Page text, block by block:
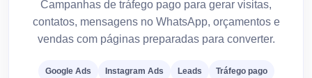
Campanhas de tráfego pago para gerar visitas,
contatos, mensagens no WhatsApp, orçamentos e
vendas com páginas preparadas para converter.
Google Ads Instagram Ads Leads Tráfego pago